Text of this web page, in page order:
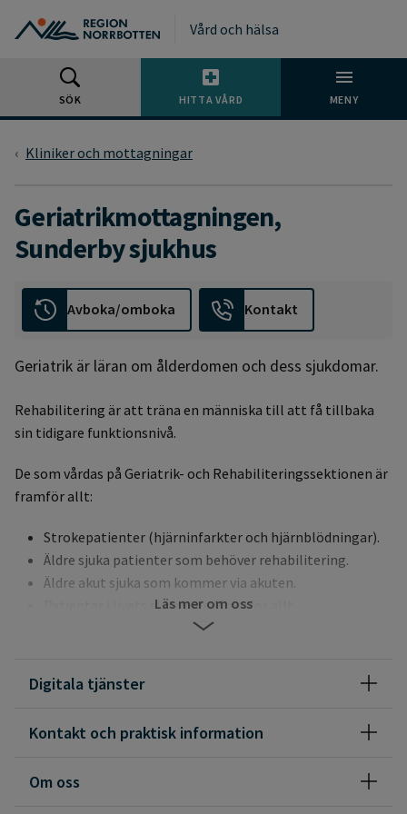
Vård och hälsa
SÖK HITTA VÅRD MENY
Kliniker och mottagningar
Geriatrikmottagningen,
Sunderby sjukhus
Avboka/omboka Kontakt
Geriatrik är läran om ålderdomen och dess sjukdomar.
Rehabilitering är att träna en människa till att få tillbaka
sin tidigare funktionsnivå.
De som vårdas på Geriatrik- och Rehabiliteringssektionen är
framför allt:
Strokepatienter (hjärninfarkter och hjärnblödningar).
Äldre sjuka patienter som behöver rehabilitering.
Äldre akut sjuka som kommer via akuten.
Patienter i livets slutskede (framför allt
cancerpatienter med besvärliga symtom)
som under lite längre tid behöver vård och/eller
Läs mer om oss
Digitala tjänster
Kontakt och praktisk information
Om oss